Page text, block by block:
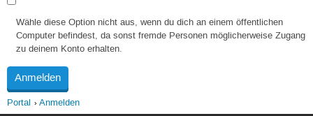
Wähle diese Option nicht aus, wenn du dich an einem öffentlichen
Computer befindest, da sonst fremde Personen möglicherweise Zugang
zu deinem Konto erhalten.
Portal Anmelden